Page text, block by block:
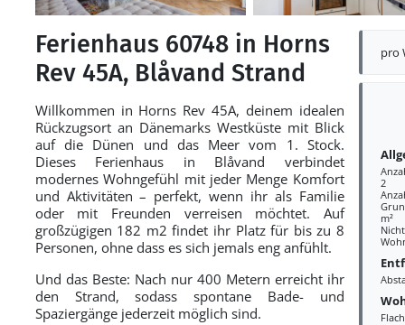
pro
2
m²
Ferienhaus 60748 in Horns
Rev 45A, Blåvand Strand
Willkommen in Horns Rev 45A, deinem idealen
Rückzugsort an Dänemarks Westküste mit Blick
auf die Dünen und das Meer vom 1. Stock.
Dieses Ferienhaus in Blåvand verbindet
modernes Wohngefühl mit jeder Menge Komfort
und Aktivitäten – perfekt, wenn ihr als Familie
oder mit Freunden verreisen möchtet. Auf
großzügigen 182 m2 findet ihr Platz für bis zu 8
Personen, ohne dass es sich jemals eng anfühlt.
Und das Beste: Nach nur 400 Metern erreicht ihr
den Strand, sodass spontane Bade- und
Spaziergänge jederzeit möglich sind.